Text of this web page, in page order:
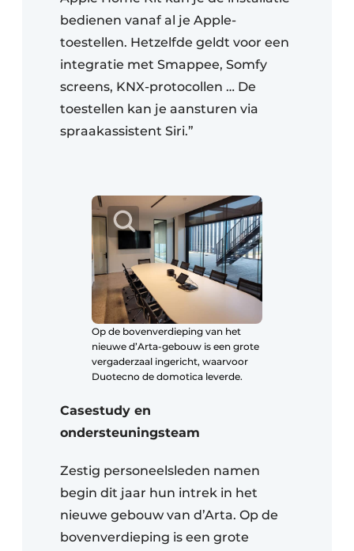
bedienen vanaf al je Apple-
toestellen. Hetzelfde geldt voor een
integratie met Smappee, Somfy
screens, KNX-protocollen … De
toestellen kan je aansturen via
spraakassistent Siri.”
Op de bovenverdieping van het
nieuwe d’Arta-gebouw is een grote
vergaderzaal ingericht, waarvoor
Duotecno de domotica leverde.
Casestudy en
ondersteuningsteam
Zestig personeelsleden namen
begin dit jaar hun intrek in het
nieuwe gebouw van d’Arta. Op de
bovenverdieping is een grote